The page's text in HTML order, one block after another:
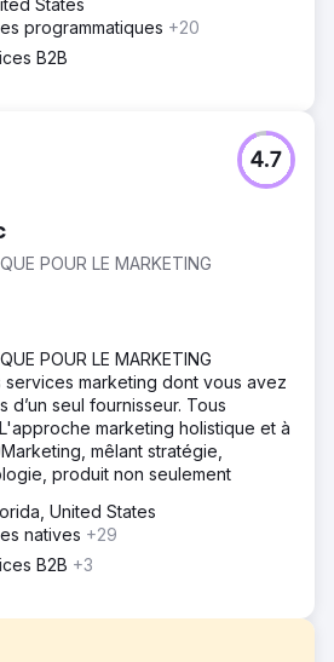
programmatiques +20
B2B
POUR LE MARKETING
4.7
POUR LE MARKETING
services marketing dont vous avez
d’un seul fournisseur. Tous
marketing holistique et à
mêlant stratégie,
produit non seulement
United States
natives +29
B2B +3